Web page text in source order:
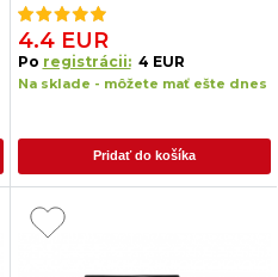
4.4 EUR
Po registrácii: 4 EUR
Na sklade - môžete mať ešte dnes
Pridať do košíka